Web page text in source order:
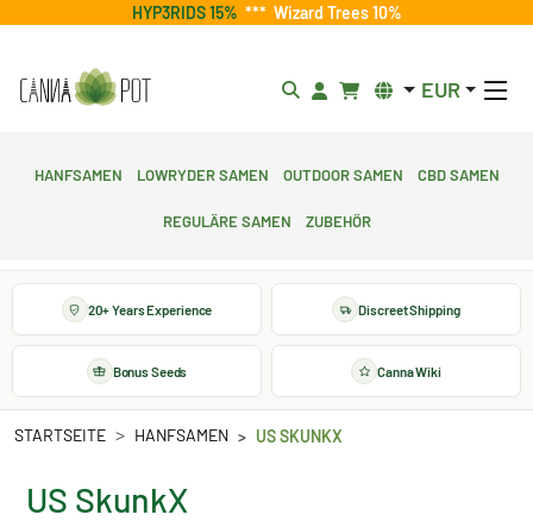
HYP3RIDS 15% *** Wizard Trees 10%
EUR
Hanfsamen Lowryder Samen Outdoor Samen CBD Samen
Reguläre Samen Zubehör
20+ Years Experience Discreet Shipping
Bonus Seeds Canna Wiki
STARTSEITE HANFSAMEN US SKUNKX
US SkunkX